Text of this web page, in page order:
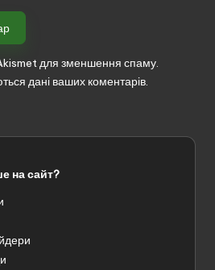
для зменшення спаму.
дані ваших коментарів.
на сайт?